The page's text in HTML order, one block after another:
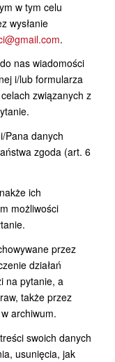
w tym celu
wysłanie
.
nas wiadomości
i/lub formularza
związanych z
Pana danych
zgoda (art. 6
ich
możliwości
przez
działań
na pytanie, a
także przez
archiwum.
swoich danych
usunięcia, jak